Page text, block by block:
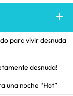
para vivir desnuda
desnuda!
una noche “Hot”